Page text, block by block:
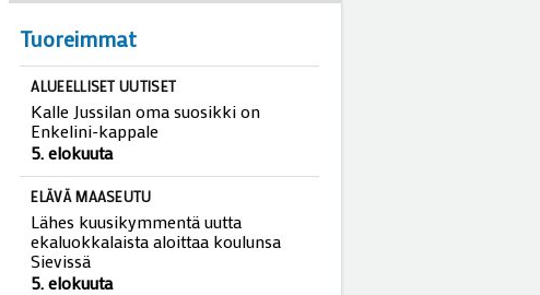
Tuoreimmat
ALUEELLISET UUTISET
Kalle Jussilan oma suosikki on
Enkelini-kappale
5. elokuuta
ELÄVÄ MAASEUTU
Lähes kuusikymmentä uutta
ekaluokkalaista aloittaa koulunsa
Sievissä